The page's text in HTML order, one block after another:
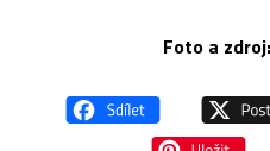
Foto a zdroj: